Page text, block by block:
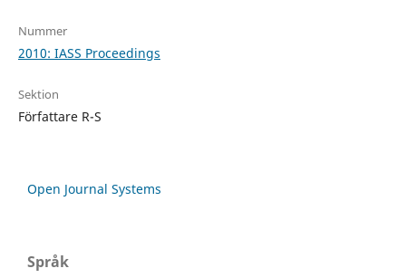
Nummer
2010: IASS Proceedings
Sektion
Författare R-S
Open Journal Systems
Språk